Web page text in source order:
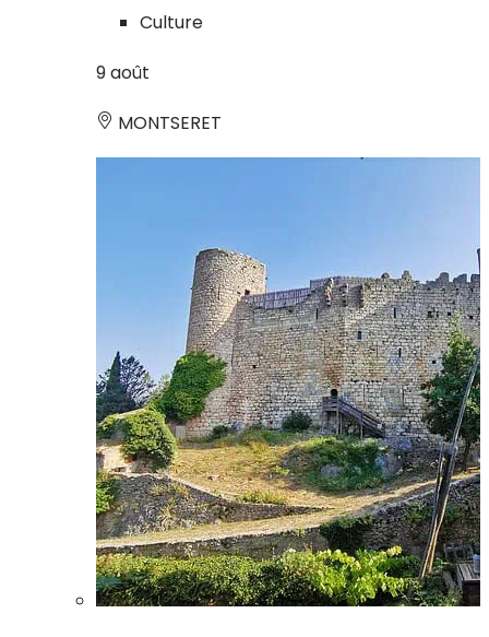
Culture
9août
MONTSERET